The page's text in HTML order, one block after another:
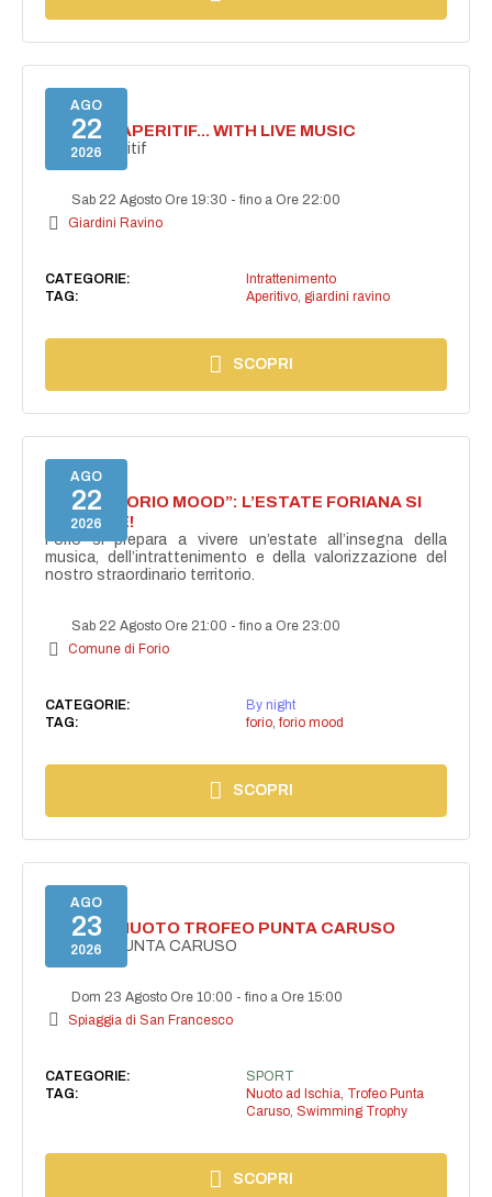
AGO
22
2026
SECRET APERITIF... WITH LIVE MUSIC
Secret aperitif
Sab 22 Agosto Ore 19:30 -fino a Ore 22:00
Giardini Ravino
CATEGORIE:
Intrattenimento
TAG:
Aperitivo, giardini ravino
SCOPRI
AGO
22
2026
NASCE “FORIO MOOD”: L’ESTATE FORIANA SI
ACCENDE!
Forio si prepara a vivere un’estate all’insegna della
musica, dell’intrattenimento e della valorizzazione del
nostro straordinario territorio.
Sab 22 Agosto Ore 21:00 -fino a Ore 23:00
Comune di Forio
CATEGORIE:
By night
TAG:
forio, forio mood
SCOPRI
AGO
23
2026
GARA DI NUOTO TROFEO PUNTA CARUSO
TROFEO PUNTA CARUSO
Dom 23 Agosto Ore 10:00 -fino a Ore 15:00
Spiaggia di San Francesco
CATEGORIE:
SPORT
TAG:
Nuoto ad Ischia Trofeo Punta
Caruso, Swimming Trophy
SCOPRI